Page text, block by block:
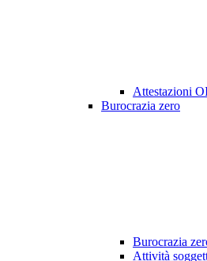
Attestazioni
Burocrazia zero
Burocrazia
Attività